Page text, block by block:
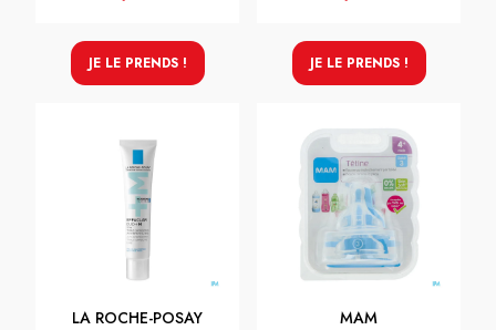
JE LE PRENDS ! JE LE PRENDS !
LA ROCHE-POSAY MAM